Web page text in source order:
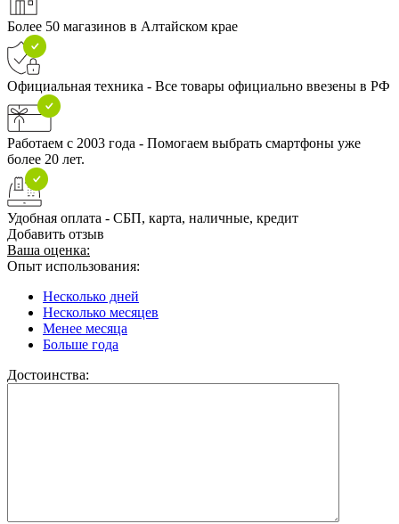
Более 50 магазинов в Алтайском крае
Официальная техника - Все товары официально ввезены в РФ
Работаем с 2003 года - Помогаем выбрать смартфоны уже
более 20 лет.
Удобная оплата - СБП, карта, наличные, кредит
Добавить отзыв
Ваша оценка:
Опыт использования:
Несколько дней
Несколько месяцев
Менее месяца
Больше года
Достоинства: